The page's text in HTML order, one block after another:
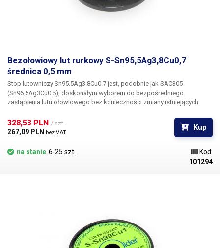
Bezołowiowy lut rurkowy S-Sn95,5Ag3,8Cu0,7
średnica 0,5 mm
Stop lutowniczy Sn95.5Ag3.8Cu0.7 jest, podobnie jak SAC305
(Sn96.5Ag3Cu0.5), doskonałym wyborem do bezpośredniego
zastąpienia lutu ołowiowego bez konieczności zmiany istniejących
SAC305 nieznacznie obniża punkt ciekłości, ale wzrost elastyczności
lutowia jest bardziej zauważalny. Wykazuje bardzo dobrą siłę wiązania
zautomatyzowanych i lutowaniu na fali.
328,53 PLN / szt.
267,09 PLN bez VAT
Kup
na stanie 6-25 szt.
Kod:
101294